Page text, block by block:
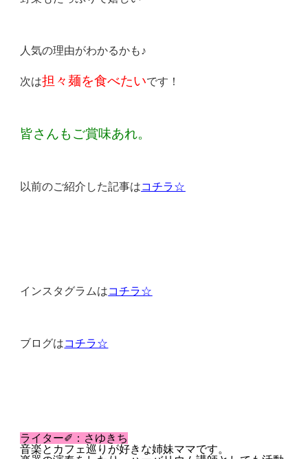
人気の理由がわかるかも♪
次は担々麺を食べたいです！
皆さんもご賞味あれ。
以前のご紹介した記事はコチラ☆
インスタグラムはコチラ☆
ブログはコチラ☆
ライター✐：さゆきち
音楽とカフェ巡りが好きな姉妹ママです。